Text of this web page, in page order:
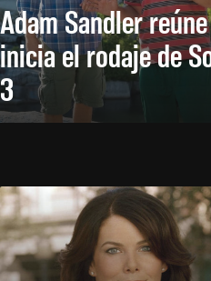
Adam Sandler
inicia el rodaje de
3